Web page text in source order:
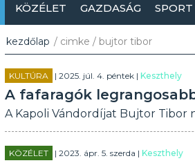
KÖZÉLET GAZDASÁG
kezdőlap / cimke / bujtor tibor
KULTÚRA | 2025. júl. 4. péntek | Keszthely
A fafaragók
A Kapoli Vándordíjat Bujtor Tibor
KÖZÉLET | 2023. ápr. 5. szerda | Keszthely